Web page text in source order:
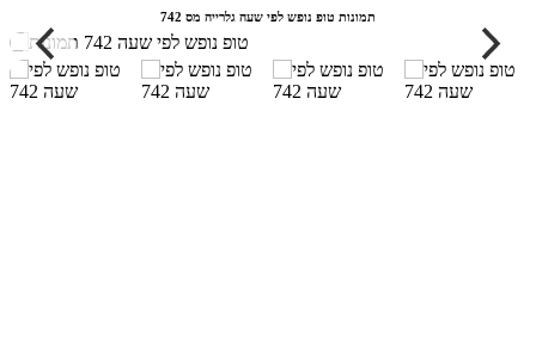
תמונות טופ נופש לפי שעה גלרייה מס 742